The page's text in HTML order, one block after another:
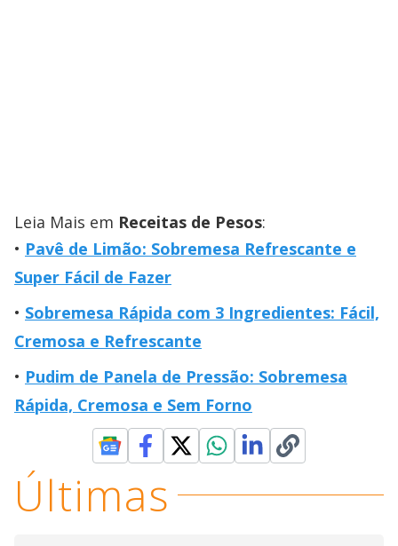
Leia Mais em Receitas de Pesos:
Pavê de Limão: Sobremesa Refrescante e
Super Fácil de Fazer
Sobremesa Rápida com 3 Ingredientes: Fácil,
Cremosa e Refrescante
Pudim de Panela de Pressão: Sobremesa
Rápida, Cremosa e Sem Forno
Últimas